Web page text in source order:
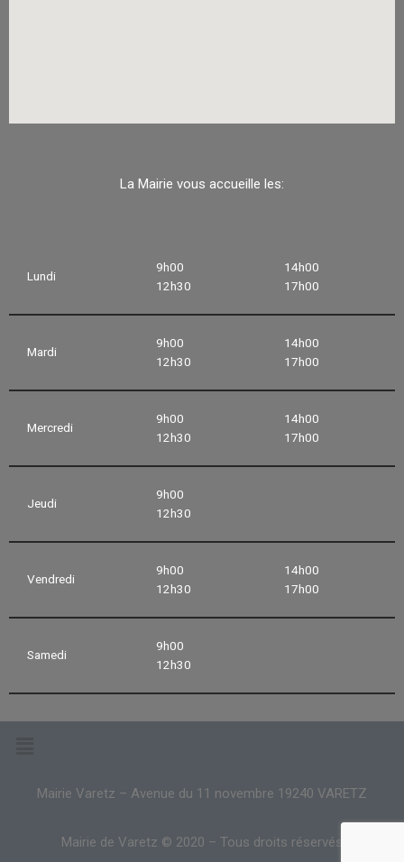
La Mairie vous accueille les:
Lundi
9h00
12h30
14h00
17h00
Mardi
9h00
12h30
14h00
17h00
Mercredi
9h00
12h30
14h00
17h00
Jeudi
9h00
12h30
Vendredi
9h00
12h30
14h00
17h00
Samedi
9h00
12h30
Mairie Varetz – Avenue du 11 novembre 19240 VARETZ
Mairie de Varetz © 2020 – Tous droits réservés